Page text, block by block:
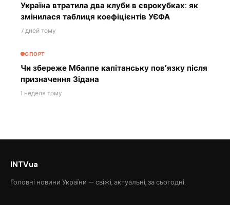
Україна втратила два клуби в єврокубках: як
змінилася таблиця коефіцієнтів УЄФА
7 дней тому
СПОРТ
Чи збереже Мбаппе капітанську пов’язку після
призначення Зідана
1 неделя тому
INTVua
Головні новини України — свіжі, актуальні, за сьогодні.